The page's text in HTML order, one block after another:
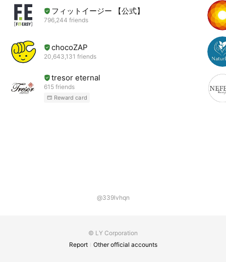
フィットイージー 【公式】
796,244 friends
chocoZAP
20,643,131 friends
tresor eternal
615 friends
Reward card
@339lvhqn
© LY Corporation
Report
Other official accounts